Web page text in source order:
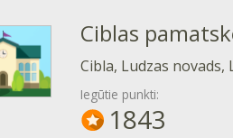
Ciblas
Cibla, Ludzas novads,
Iegūtie punkti:
1843